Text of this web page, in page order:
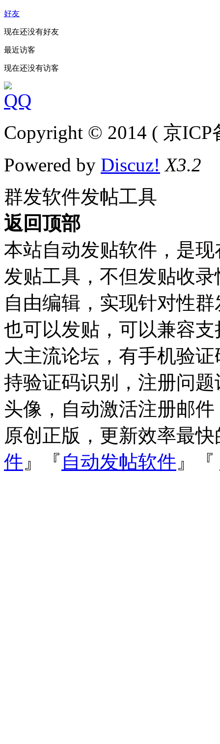
好友
现在还没有好友
最近访客
现在还没有访客
Copyright © 2014 ( 京ICP
Powered by Discuz! X3.2
群发软件发帖工具
返回顶部
本站自动发贴软件，是
发贴工具，不但发贴收
自由编辑，实现针对性
也可以发贴，可以兼容支
大主流论坛，有手机验
持验证码识别，注册问
头像，自动激活注册邮
原创正版，更新效率最
件 』『 自动发帖软件 』『